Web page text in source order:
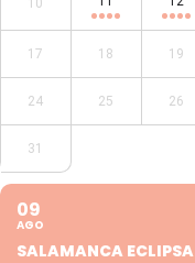
10
17 18 19
24 25 26
31
09
AGO
SALAMANCA ECLIPSA